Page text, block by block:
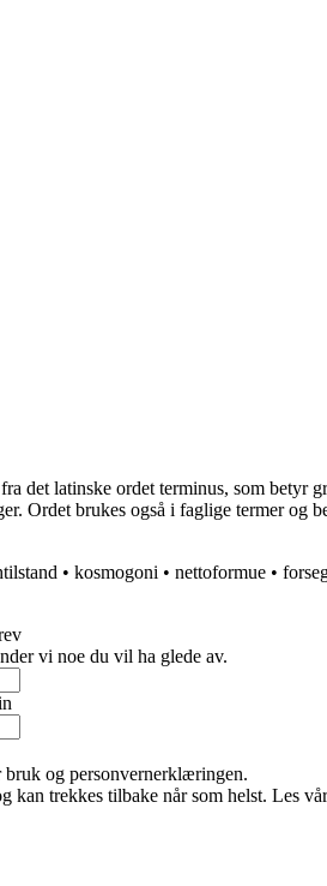
det latinske ordet terminus, som betyr
Ordet brukes også i faglige termer og
• kosmogoni • nettoformue •
vi noe du vil ha glede av.
bruk og personvernerklæringen.
kan trekkes tilbake når som helst. Les